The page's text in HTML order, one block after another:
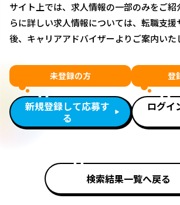
サイト上では、求人情報の一部のみをご紹
らに詳しい求人情報については、転職支
後、キャリアアドバイザーよりご案内いた
未登録の方
新規登録して応募す
る
登
ログイ
検索結果一覧へ戻る